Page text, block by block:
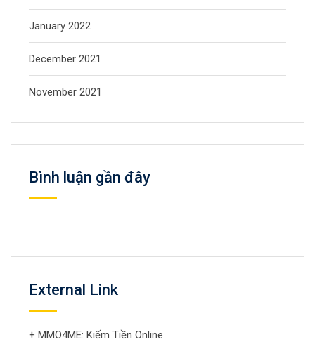
January 2022
December 2021
November 2021
Bình luận gần đây
External Link
+ MMO4ME: Kiếm Tiền Online